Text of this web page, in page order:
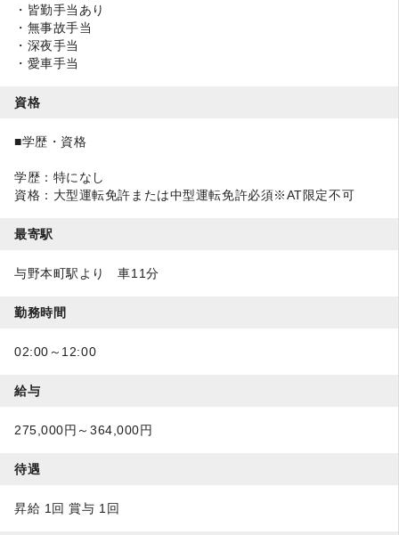
・皆勤手当あり
・無事故手当
・深夜手当
・愛車手当
資格
■学歴・資格
学歴：特になし
資格：大型運転免許または中型運転免許必須※AT限定不可
最寄駅
与野本町駅より 車11分
勤務時間
02:00～12:00
給与
275,000円～364,000円
待遇
昇給 1回 賞与 1回